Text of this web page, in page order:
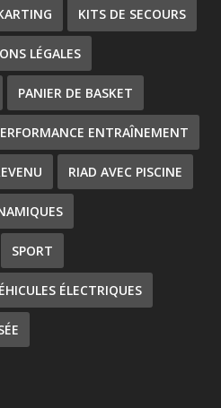
KITS DE SECOURS
LÉGALES
PANIER DE BASKET
ENTRAÎNEMENT
RIAD AVEC PISCINE
SPORT
ÉLECTRIQUES